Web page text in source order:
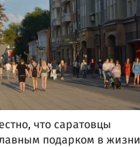
что саратовцы
подарком в жизни